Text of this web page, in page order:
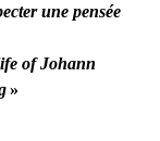
une pensée
of Johann
»